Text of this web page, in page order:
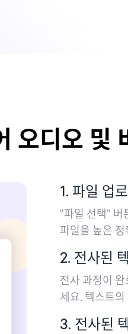
오디오 및
1. 파일 업
"파일 선택" 버
파일을 높은
2. 전사된
전사 과정이
세요. 텍스트
3. 전사된